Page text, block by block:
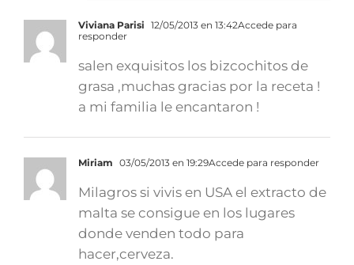
Viviana Parisi 12/05/2013 en 13:42Accede para
responder
salen exquisitos los bizcochitos de
grasa ,muchas gracias por la receta !
a mi familia le encantaron !
Miriam 03/05/2013 en 19:29Accede para responder
Milagros si vivis en USA el extracto de
malta se consigue en los lugares
donde venden todo para
hacer,cerveza.